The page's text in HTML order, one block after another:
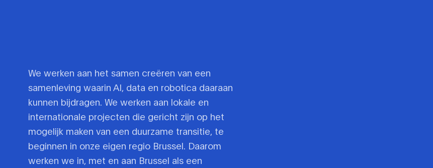
We werken aan het samen creëren van een
samenleving waarin AI, data en robotica daaraan
kunnen bijdragen. We werken aan lokale en
internationale projecten die gericht zijn op het
mogelijk maken van een duurzame transitie, te
beginnen in onze eigen regio Brussel. Daarom
werken we in, met en aan Brussel als een